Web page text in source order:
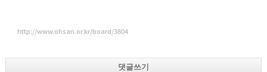
http://www.ohsan.or.kr/board/3804
댓글쓰기